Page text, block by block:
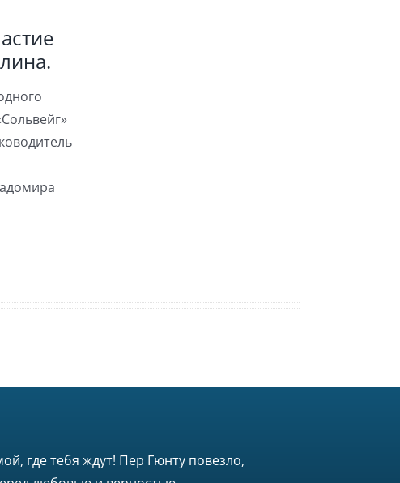
где тебя ждут! Пер Гюнту повезло,